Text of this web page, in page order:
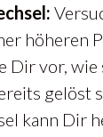
höheren
Dir vor, wie
gelöst
kann Dir